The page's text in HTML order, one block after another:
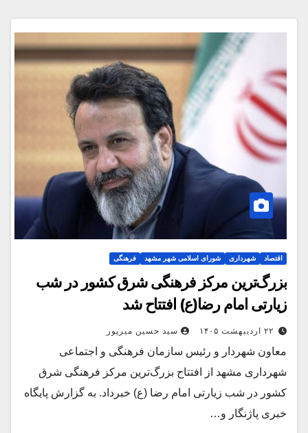
اقتصاد شهرداری شورای اسلامی شهر مشهد فرهنگی
بزرگ‌ترین مرکز فرهنگی شرق کشور در شب
زیارتی امام رضا(ع) افتتاح شد
۲۲ اردیبهشت ۱۴۰۵ سید حسین میرپور
معاون شهردار و رئیس سازمان فرهنگی و اجتماعی
شهرداری مشهد از افتتاح بزرگ‌ترین مرکز فرهنگی شرق
کشور در شب زیارتی امام رضا (ع) خبرداد. به گزارش پایگاه
خبری پاژنگار و…